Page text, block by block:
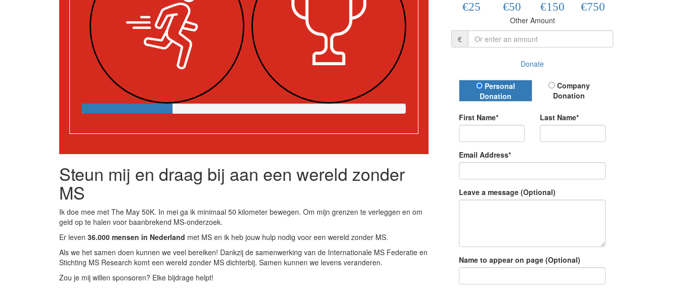
€25 €50 €150 €750
Other Amount
€
Donate
Donation Type
Personal
Donation
Company
Donation
First Name* Last Name*
Email Address*
Leave a message (Optional)
Name to appear on page (Optional)
Steun mij en draag bij aan een wereld zonder
MS
Ik doe mee met The May 50K. In mei ga ik minimaal 50 kilometer bewegen. Om mijn grenzen te verleggen en om
geld op te halen voor baanbrekend MS-onderzoek.
Er leven 36.000 mensen in Nederland met MS en ik heb jouw hulp nodig voor een wereld zonder MS.
Als we het samen doen kunnen we veel bereiken! Dankzij de samenwerking van de Internationale MS Federatie en
Stichting MS Research komt een wereld zonder MS dichterbij. Samen kunnen we levens veranderen.
Zou je mij willen sponsoren? Elke bijdrage helpt!